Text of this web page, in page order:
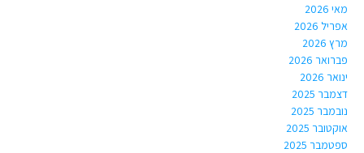
מאי 2026
אפריל 2026
מרץ 2026
פברואר 2026
ינואר 2026
דצמבר 2025
נובמבר 2025
אוקטובר 2025
ספטמבר 2025